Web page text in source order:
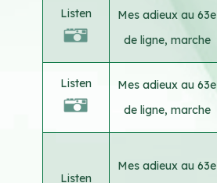
Listen
Mes adieux au 63e
de ligne, marche
Listen
Mes adieux au 63e
de ligne, marche
Listen
Mes adieux au 63e